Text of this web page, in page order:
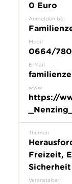
0 Euro
Anmelden bei
Mobil
0664/
E-Mail
www
https://
Themen
Freizeit,
Sicherheit
Veranstalter